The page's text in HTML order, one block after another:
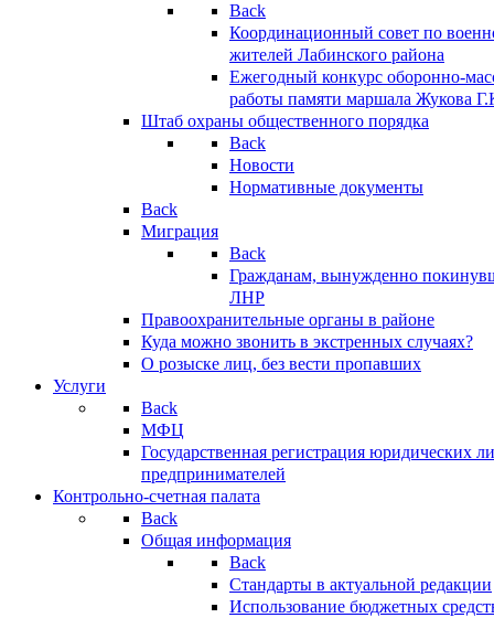
Back
Координационный совет по
жителей Лабинского района
Ежегодный конкурс оборонно-
работы памяти маршала Жукова
Штаб охраны общественного порядка
Back
Новости
Нормативные документы
Back
Миграция
Back
Гражданам, вынужденно
ЛНР
Правоохранительные органы в районе
Куда можно звонить в экстренных случаях?
О розыске лиц, без вести пропавших
Услуги
Back
МФЦ
Государственная регистрация юридических
предпринимателей
Контрольно-счетная палата
Back
Общая информация
Back
Стандарты в актуальной редакции
Использование бюджетных